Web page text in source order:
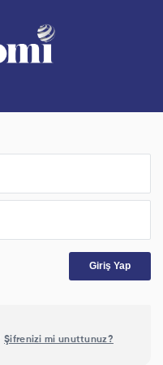
Giriş Yap
Şifrenizi mi unuttunuz?